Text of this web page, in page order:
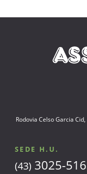
Rodovia Celso Garcia
SEDE H.U.
(43) 3025-